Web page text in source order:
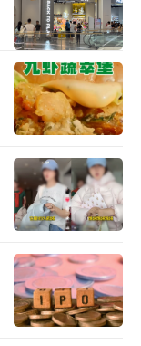
奶茶”，走国
子形象，线下
是摸着茶颜悦